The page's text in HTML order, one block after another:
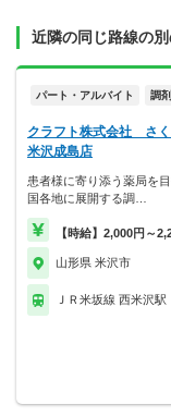
近隣の同じ路線の
パート・アルバイト 調
クラフト株式会社 さ
米沢成島店
患者様に寄り添う薬局を
国各地に展開する調…
【時給】2,000円～
山形県 米沢市
ＪＲ米坂線 西米沢駅